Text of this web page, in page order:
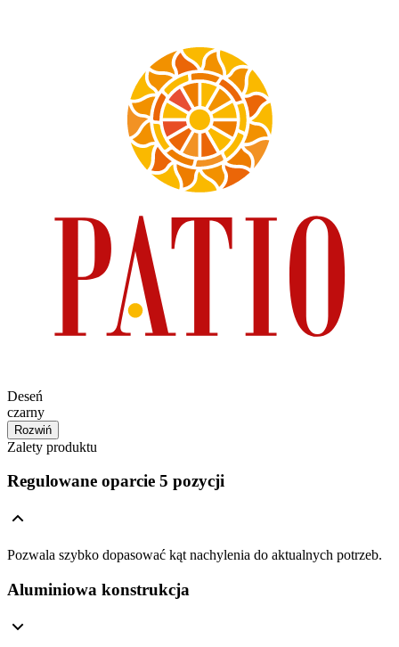
Deseń
czarny
Rozwiń
Zalety produktu
Regulowane oparcie 5 pozycji
Pozwala szybko dopasować kąt nachylenia do aktualnych potrzeb.
Aluminiowa konstrukcja